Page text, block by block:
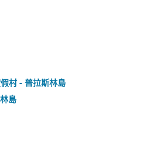
村 - 普拉斯林島
島